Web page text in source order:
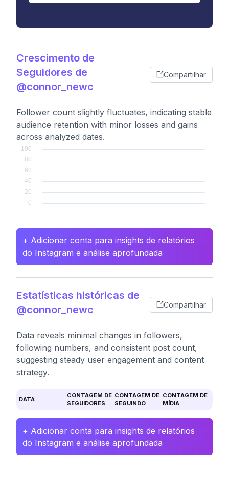
Crescimento de
Seguidores de
@connor_newc
Compartilhar
Follower count slightly fluctuates, indicating stable
audience retention with minor losses and gains
across analyzed dates.
+ Adicionar conta para insights de relatórios
do Instagram e análise aprofundada
Estatísticas históricas de
@connor_newc
Compartilhar
Data reveals minimal changes in followers,
following numbers, and consistent post count,
suggesting steady user engagement and content
strategy.
DATA
CONTAGEM DE
SEGUIDORES
CONTAGEM DE
SEGUINDO
CONTAGEM DE
MÍDIA
+ Adicionar conta para insights de relatórios
do Instagram e análise aprofundada